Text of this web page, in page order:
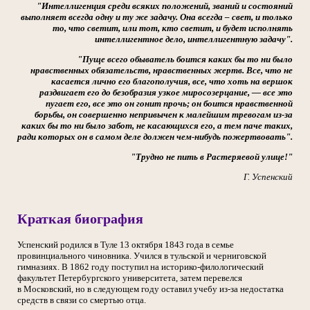
"Интеллигенция среди всяких положений, званий и состояний
выполняет всегда одну и ту же задачу. Она всегда – свет, и только
то, что светит, или тот, кто светит, и будет исполнять
интеллигентное дело, интеллигентную задачу".
"Пуще всего обыватель боится каких бы то ни было
нравственных обязательств, нравственных жертв. Все, что не
касается лично его благополучия, все, что хоть на вершок
раздвигает его до безобразия узкое миросозерцание, — все это
пугает его, все это он гонит прочь; он боится нравственной
борьбы, он совершенно непривычен к малейшим тревогам из-за
каких бы то ни было забот, не касающихся его, а тем паче таких,
ради которых он в самом деле должен чем-нибудь пожертвовать".
"Трудно не пить в Растеряевой улице!"
Г. Успенский
Краткая биография
Успенский родился в Туле 13 октября 1843 года в семье
провинциального чиновника. Учился в тульской и черниговской
гимназиях. В 1862 году поступил на историко-филологический
факультет Петербургского университета, затем перевелся
в Московский, но в следующем году оставил учебу из-за недостатка
средств в связи со смертью отца.